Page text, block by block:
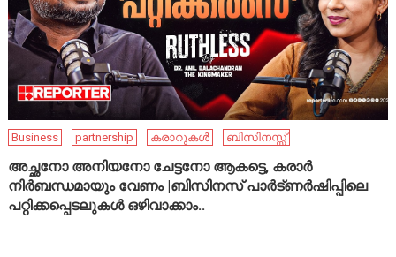
Business partnership കരാറുകൾ ബിസിനസ്സ്
അച്ഛനോ അനിയനോ ചേട്ടനോ ആകട്ടെ, കരാർ
നിർബന്ധമായും വേണം |ബിസിനസ് പാർട്ണർഷിപ്പിലെ
പറ്റിക്കപ്പെടലുകൾ ഒഴിവാക്കാം..